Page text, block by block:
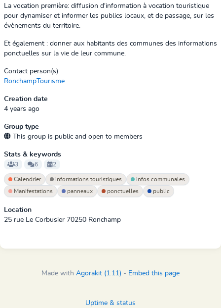
La vocation première: diffusion d'information à vocation touristique
pour dynamiser et informer les publics locaux, et de passage, sur les
évènements du territoire.
Et également : donner aux habitants des communes des informations
ponctuelles sur la vie de leur commune.
Contact person(s)
RonchampTourisme
Creation date
4 years ago
Group type
This group is public and open to members
Stats & keywords
3 6 2
Calendrier informations touristiques
infos communales
Manifestations
panneaux ponctuelles public
Location
25 rue Le Corbusier 70250 Ronchamp
Made with Agorakit (1.11) - Embed this page
Uptime & status